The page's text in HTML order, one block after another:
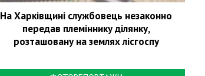
На Харківщині службовець незаконно
передав племіннику ділянку,
розташовану на землях лісгоспу